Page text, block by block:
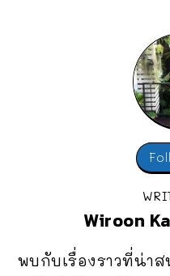
Wiroon
พบกับเรื่องราวที่น่า